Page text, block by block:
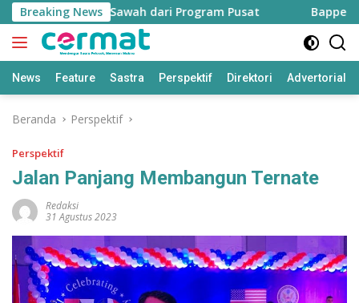
Langsung
ke
konten
Breaking News
Hektare Sawah dari Program Pusat Bapperida:
News Feature Sastra Perspektif Direktori Advertorial
Beranda Perspektif
Perspektif
Jalan Panjang Membangun Ternate
Redaksi
31 Agustus 2023